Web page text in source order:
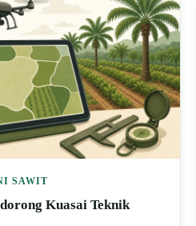
SAWIT
Kuasai Teknik